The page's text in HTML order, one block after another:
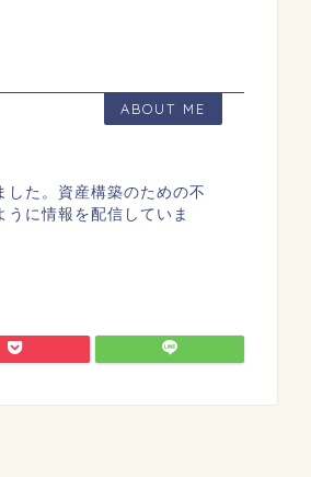
ABOUT ME
した。資産構築のための不
に情報を配信していま